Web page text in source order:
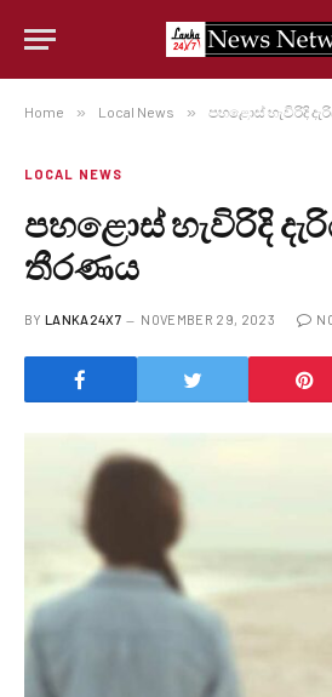
Home » Local News » පහළොස් හැවිරිදි
LOCAL NEWS
පහළොස් හැවිරිදි
තීරණය
BY LANKA24X7 NOVEMBER 29, 2023